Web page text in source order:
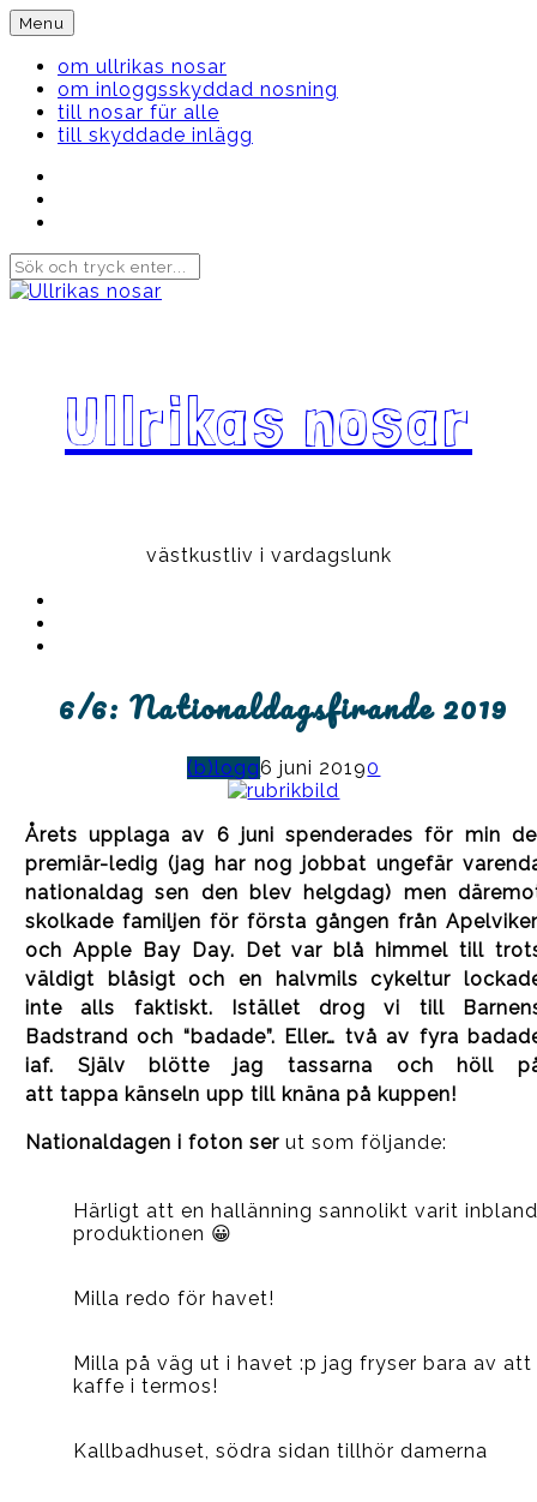
Skip
to
content
Menu
om ullrikas nosar
om inloggsskyddad nosning
till nosar für alle
till skyddade inlägg
Ullrikas nosar
västkustliv i vardagslunk
6/6: Nationaldagsfirande 2019
(b)logg6 juni 20190
Årets upplaga av 6 juni spenderades för min
premiär-ledig (jag har nog jobbat ungefär
nationaldag sen den blev helgdag) men
skolkade familjen för första gången från
och Apple Bay Day. Det var blå himmel till
väldigt blåsigt och en halvmils cykeltur
inte alls faktiskt. Istället drog vi till
Badstrand och “badade”. Eller… två av fyra
iaf. Själv blötte jag tassarna och höll
att tappa känseln upp till knäna på kuppen!
Nationaldagen i foton ser ut som följande:
Härligt att en hallänning sannolikt varit
produktionen 😀
Milla redo för havet!
Milla på väg ut i havet :p jag fryser bara av
kaffe i termos!
Kallbadhuset, södra sidan tillhör damerna